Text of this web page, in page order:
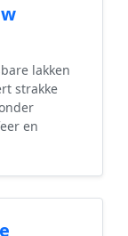
lakken
strakke
en